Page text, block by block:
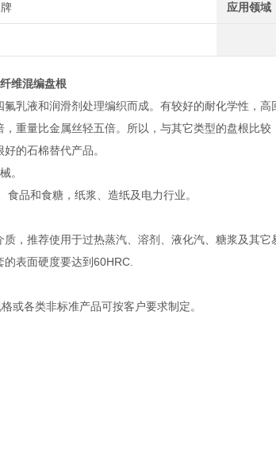
应用领域
维混编盘根
乳液和润滑剂处理编织而成。有较好的耐化学性，
重量比金属丝轻五倍。所以，与其它类型的盘根比
的石棉替代产品。
。
食品和食糖，纸浆、造纸及电力行业。
，推荐使用于过热蒸汽、溶剂、液化汽、糖浆及其它
表面硬度要达到60HRC.
或各类非标准产品可按客户要求制定。